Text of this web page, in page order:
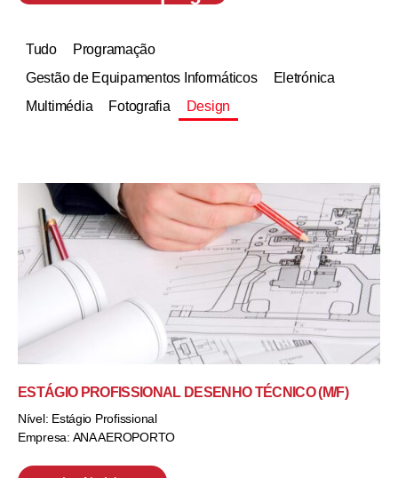
Tudo
Programação
Gestão de Equipamentos Informáticos
Eletrónica
Multimédia
Fotografia Design
ESTÁGIO PROFISSIONAL DESENHO TÉCNICO (M/F)
Nível: Estágio Profissional
Empresa: ANA AEROPORTO